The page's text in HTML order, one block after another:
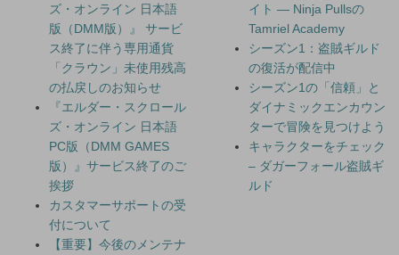
ズ・オンライン 日本語
版（DMM版）』 サービ
ス終了に伴う専用通貨
「クラウン」未使用残高
の払戻しのお知らせ
『エルダー・スクロール
ズ・オンライン 日本語
PC版（DMM GAMES
版）』サービス終了のご
挨拶
カスタマーサポートの受
付について
【重要】今後のメンテナ
イト — Ninja Pullsの
Tamriel Academy
シーズン1：盗賊ギルド
の復活が配信中
シーズン1の「信頼」と
ダイナミックエンカウン
ターで冒険を見つけよう
キャラクターをチェック
– ダガーフォール盗賊ギ
ルド